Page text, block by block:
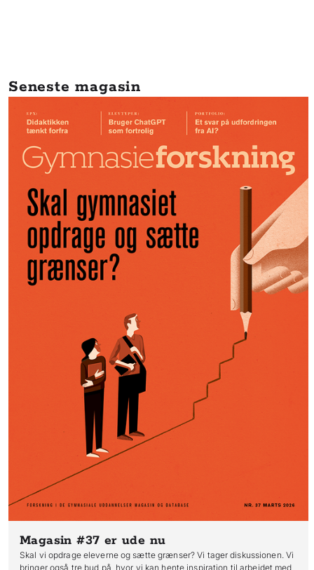
Seneste magasin
Magasin #37 er ude nu
Skal vi opdrage eleverne og sætte grænser? Vi tager diskussionen. Vi
bringer også tre bud på, hvor vi kan hente inspiration til arbejdet med